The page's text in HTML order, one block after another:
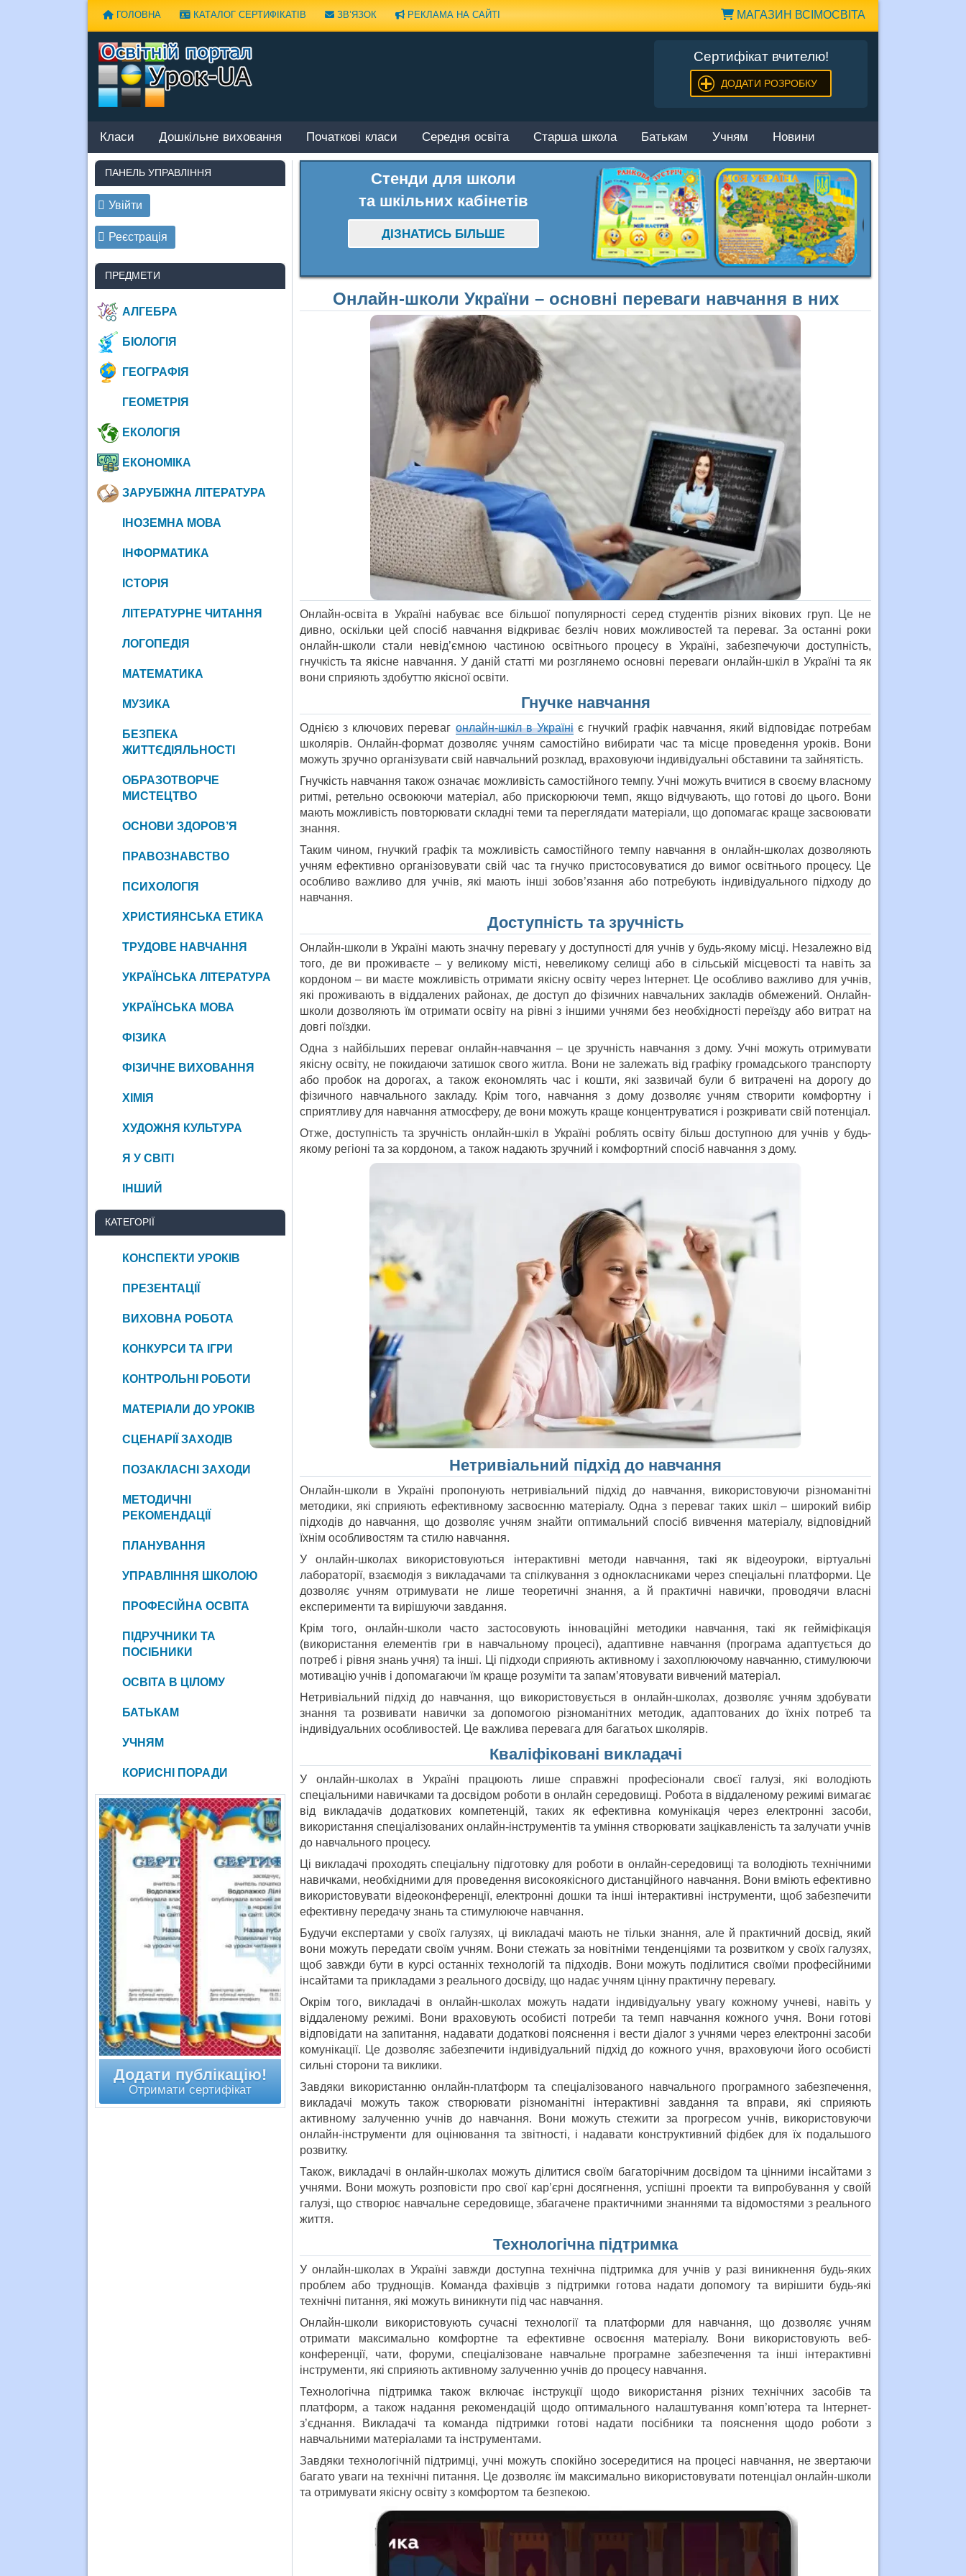
МАГАЗИН ВСІМОСВІТА
ГОЛОВНА КАТАЛОГ СЕРТИФІКАТІВ ЗВ’ЯЗОК РЕКЛАМА НА САЙТІ
Сертифікат вчителю!
ДОДАТИ РОЗРОБКУ
Класи Дошкільне виховання Початкові класи Середня освіта Старша школа Батькам Учням Новини
Стенди для школи
та шкільних кабінетів
ДІЗНАТИСЬ БІЛЬШЕ
Онлайн-школи України – основні переваги навчання в них
Онлайн-освіта в Україні набуває все більшої популярності серед студентів різних вікових груп. Це не
дивно, оскільки цей спосіб навчання відкриває безліч нових можливостей та переваг. За останні роки
онлайн-школи стали невід’ємною частиною освітнього процесу в Україні, забезпечуючи доступність,
гнучкість та якісне навчання. У даній статті ми розглянемо основні переваги онлайн-шкіл в Україні та як
вони сприяють здобуттю якісної освіти.
Гнучке навчання
Однією з ключових переваг онлайн-шкіл в Україніє гнучкий графік навчання, який відповідає потребам
школярів. Онлайн-формат дозволяє учням самостійно вибирати час та місце проведення уроків. Вони
можуть зручно організувати свій навчальний розклад, враховуючи індивідуальні обставини та зайнятість.
Гнучкість навчання також означає можливість самостійного темпу. Учні можуть вчитися в своєму власному
ритмі, ретельно освоюючи матеріал, або прискорюючи темп, якщо відчувають, що готові до цього. Вони
мають можливість повторювати складні теми та переглядати матеріали, що допомагає краще засвоювати
знання.
Таким чином, гнучкий графік та можливість самостійного темпу навчання в онлайн-школах дозволяють
учням ефективно організовувати свій час та гнучко пристосовуватися до вимог освітнього процесу. Це
особливо важливо для учнів, які мають інші зобов’язання або потребують індивідуального підходу до
навчання.
Доступність та зручність
Онлайн-школи в Україні мають значну перевагу у доступності для учнів у будь-якому місці. Незалежно від
того, де ви проживаєте – у великому місті, невеликому селищі або в сільській місцевості та навіть за
кордоном – ви маєте можливість отримати якісну освіту через Інтернет. Це особливо важливо для учнів,
які проживають в віддалених районах, де доступ до фізичних навчальних закладів обмежений. Онлайн-
школи дозволяють їм отримати освіту на рівні з іншими учнями без необхідності переїзду або витрат на
довгі поїздки.
Одна з найбільших переваг онлайн-навчання – це зручність навчання з дому. Учні можуть отримувати
якісну освіту, не покидаючи затишок свого житла. Вони не залежать від графіку громадського транспорту
або пробок на дорогах, а також економлять час і кошти, які зазвичай були б витрачені на дорогу до
фізичного навчального закладу. Крім того, навчання з дому дозволяє учням створити комфортну і
сприятливу для навчання атмосферу, де вони можуть краще концентруватися і розкривати свій потенціал.
Отже, доступність та зручність онлайн-шкіл в Україні роблять освіту більш доступною для учнів у будь-
якому регіоні та за кордоном, а також надають зручний і комфортний спосіб навчання з дому.
Нетривіальний підхід до навчання
Онлайн-школи в Україні пропонують нетривіальний підхід до навчання, використовуючи різноманітні
методики, які сприяють ефективному засвоєнню матеріалу. Одна з переваг таких шкіл – широкий вибір
підходів до навчання, що дозволяє учням знайти оптимальний спосіб вивчення матеріалу, відповідний
їхнім особливостям та стилю навчання.
У онлайн-школах використовуються інтерактивні методи навчання, такі як відеоуроки, віртуальні
лабораторії, взаємодія з викладачами та спілкування з однокласниками через спеціальні платформи. Це
дозволяє учням отримувати не лише теоретичні знання, а й практичні навички, проводячи власні
експерименти та вирішуючи завдання.
Крім того, онлайн-школи часто застосовують інноваційні методики навчання, такі як гейміфікація
(використання елементів гри в навчальному процесі), адаптивне навчання (програма адаптується до
потреб і рівня знань учня) та інші. Ці підходи сприяють активному і захоплюючому навчанню, стимулюючи
мотивацію учнів і допомагаючи їм краще розуміти та запам’ятовувати вивчений матеріал.
Нетривіальний підхід до навчання, що використовується в онлайн-школах, дозволяє учням здобувати
знання та розвивати навички за допомогою різноманітних методик, адаптованих до їхніх потреб та
індивідуальних особливостей. Це важлива перевага для багатьох школярів.
Кваліфіковані викладачі
У онлайн-школах в Україні працюють лише справжні професіонали своєї галузі, які володіють
спеціальними навичками та досвідом роботи в онлайн середовищі. Робота в віддаленому режимі вимагає
від викладачів додаткових компетенцій, таких як ефективна комунікація через електронні засоби,
використання спеціалізованих онлайн-інструментів та уміння створювати зацікавленість та залучати учнів
до навчального процесу.
Ці викладачі проходять спеціальну підготовку для роботи в онлайн-середовищі та володіють технічними
навичками, необхідними для проведення високоякісного дистанційного навчання. Вони вміють ефективно
використовувати відеоконференції, електронні дошки та інші інтерактивні інструменти, щоб забезпечити
ефективну передачу знань та стимулююче навчання.
Будучи експертами у своїх галузях, ці викладачі мають не тільки знання, але й практичний досвід, який
вони можуть передати своїм учням. Вони стежать за новітніми тенденціями та розвитком у своїх галузях,
щоб завжди бути в курсі останніх технологій та підходів. Вони можуть поділитися своїми професійними
інсайтами та прикладами з реального досвіду, що надає учням цінну практичну перевагу.
Окрім того, викладачі в онлайн-школах можуть надати індивідуальну увагу кожному учневі, навіть у
віддаленому режимі. Вони враховують особисті потреби та темп навчання кожного учня. Вони готові
відповідати на запитання, надавати додаткові пояснення і вести діалог з учнями через електронні засоби
комунікації. Це дозволяє забезпечити індивідуальний підхід до кожного учня, враховуючи його особисті
сильні сторони та виклики.
Завдяки використанню онлайн-платформ та спеціалізованого навчального програмного забезпечення,
викладачі можуть також створювати різноманітні інтерактивні завдання та вправи, які сприяють
активному залученню учнів до навчання. Вони можуть стежити за прогресом учнів, використовуючи
онлайн-інструменти для оцінювання та звітності, і надавати конструктивний фідбек для їх подальшого
розвитку.
Також, викладачі в онлайн-школах можуть ділитися своїм багаторічним досвідом та цінними інсайтами з
учнями. Вони можуть розповісти про свої кар’єрні досягнення, успішні проекти та випробування у своїй
галузі, що створює навчальне середовище, збагачене практичними знаннями та відомостями з реального
життя.
Технологічна підтримка
У онлайн-школах в Україні завжди доступна технічна підтримка для учнів у разі виникнення будь-яких
проблем або труднощів. Команда фахівців з підтримки готова надати допомогу та вирішити будь-які
технічні питання, які можуть виникнути під час навчання.
Онлайн-школи використовують сучасні технології та платформи для навчання, що дозволяє учням
отримати максимально комфортне та ефективне освоєння матеріалу. Вони використовують веб-
конференції, чати, форуми, спеціалізоване навчальне програмне забезпечення та інші інтерактивні
інструменти, які сприяють активному залученню учнів до процесу навчання.
Технологічна підтримка також включає інструкції щодо використання різних технічних засобів та
платформ, а також надання рекомендацій щодо оптимального налаштування комп’ютера та Інтернет-
з’єднання. Викладачі та команда підтримки готові надати посібники та пояснення щодо роботи з
навчальними матеріалами та інструментами.
Завдяки технологічній підтримці, учні можуть спокійно зосередитися на процесі навчання, не звертаючи
багато уваги на технічні питання. Це дозволяє їм максимально використовувати потенціал онлайн-школи
та отримувати якісну освіту з комфортом та безпекою.
ПАНЕЛЬ УПРАВЛІННЯ
Увійти
Реєстрація
ПРЕДМЕТИ
АЛГЕБРА
БІОЛОГІЯ
ГЕОГРАФІЯ
ГЕОМЕТРІЯ
ЕКОЛОГІЯ
ЕКОНОМІКА
ЗАРУБІЖНА ЛІТЕРАТУРА
ІНОЗЕМНА МОВА
ІНФОРМАТИКА
ІСТОРІЯ
ЛІТЕРАТУРНЕ ЧИТАННЯ
ЛОГОПЕДІЯ
МАТЕМАТИКА
МУЗИКА
БЕЗПЕКА
ЖИТТЄДІЯЛЬНОСТІ
ОБРАЗОТВОРЧЕ
МИСТЕЦТВО
ОСНОВИ ЗДОРОВ’Я
ПРАВОЗНАВСТВО
ПСИХОЛОГІЯ
ХРИСТИЯНСЬКА ЕТИКА
ТРУДОВЕ НАВЧАННЯ
УКРАЇНСЬКА ЛІТЕРАТУРА
УКРАЇНСЬКА МОВА
ФІЗИКА
ФІЗИЧНЕ ВИХОВАННЯ
ХІМІЯ
ХУДОЖНЯ КУЛЬТУРА
Я У СВІТІ
ІНШИЙ
КАТЕГОРІЇ
КОНСПЕКТИ УРОКІВ
ПРЕЗЕНТАЦІЇ
ВИХОВНА РОБОТА
КОНКУРСИ ТА ІГРИ
КОНТРОЛЬНІ РОБОТИ
МАТЕРІАЛИ ДО УРОКІВ
СЦЕНАРІЇ ЗАХОДІВ
ПОЗАКЛАСНІ ЗАХОДИ
МЕТОДИЧНІ
РЕКОМЕНДАЦІЇ
ПЛАНУВАННЯ
УПРАВЛІННЯ ШКОЛОЮ
ПРОФЕСІЙНА ОСВІТА
ПІДРУЧНИКИ ТА
ПОСІБНИКИ
ОСВІТА В ЦІЛОМУ
БАТЬКАМ
УЧНЯМ
КОРИСНІ ПОРАДИ
Додати публікацію!
Отримати сертифікат